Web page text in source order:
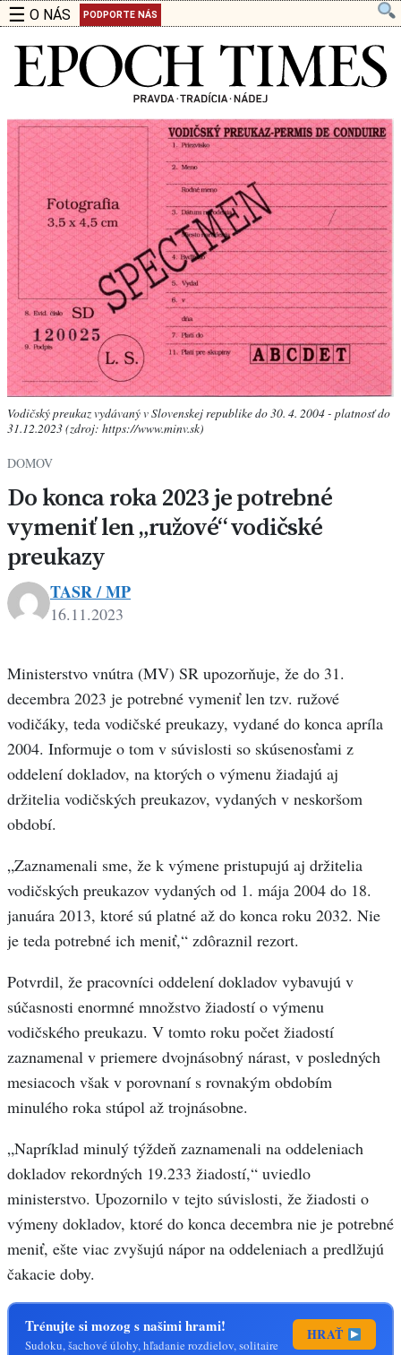
☰ O NÁS PODPORTE NÁS
Vodičský preukaz vydávaný v Slovenskej republike do 30. 4. 2004 - platnosť do
31.12.2023 (zdroj: https://www.minv.sk)
DOMOV
Do konca roka 2023 je potrebné
vymeniť len „ružové“ vodičské
preukazy
TASR / MP
16.11.2023
Ministerstvo vnútra (MV) SR upozorňuje, že do 31.
decembra 2023 je potrebné vymeniť len tzv. ružové
vodičáky, teda vodičské preukazy, vydané do konca apríla
2004. Informuje o tom v súvislosti so skúsenosťami z
oddelení dokladov, na ktorých o výmenu žiadajú aj
držitelia vodičských preukazov, vydaných v neskoršom
období.
„Zaznamenali sme, že k výmene pristupujú aj držitelia
vodičských preukazov vydaných od 1. mája 2004 do 18.
januára 2013, ktoré sú platné až do konca roku 2032. Nie
je teda potrebné ich meniť,“ zdôraznil rezort.
Potvrdil, že pracovníci oddelení dokladov vybavujú v
súčasnosti enormné množstvo žiadostí o výmenu
vodičského preukazu. V tomto roku počet žiadostí
zaznamenal v priemere dvojnásobný nárast, v posledných
mesiacoch však v porovnaní s rovnakým obdobím
minulého roka stúpol až trojnásobne.
„Napríklad minulý týždeň zaznamenali na oddeleniach
dokladov rekordných 19.233 žiadostí,“ uviedlo
ministerstvo. Upozornilo v tejto súvislosti, že žiadosti o
výmeny dokladov, ktoré do konca decembra nie je potrebné
meniť, ešte viac zvyšujú nápor na oddeleniach a predlžujú
čakacie doby.
Trénujte si mozog s našimi hrami!
Sudoku, šachové úlohy, hľadanie rozdielov, solitaire
HRAŤ